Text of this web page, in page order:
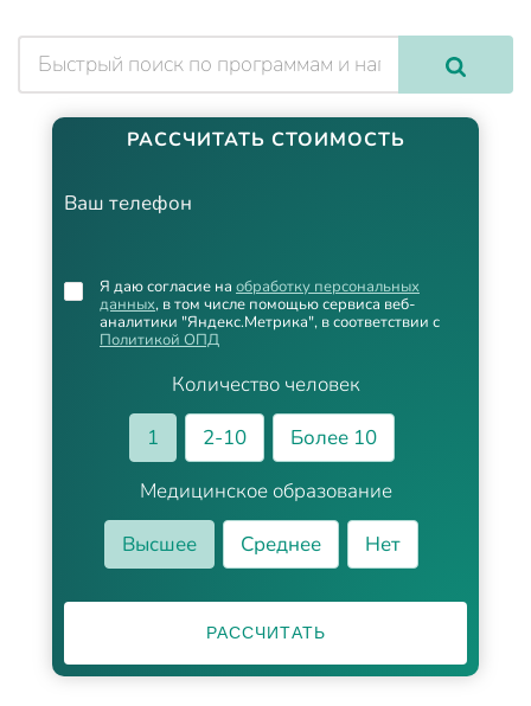
РАССЧИТАТЬ СТОИМОСТЬ
Ваш телефон
Количество человек
1
2-10
Более 10
Медицинское образование
Высшее
Среднее Нет
Я даю согласие на обработку персональных
данных, в том числе помощью сервиса веб-
аналитики "Яндекс.Метрика", в соответствии с
Политикой ОПД
РАССЧИТАТЬ